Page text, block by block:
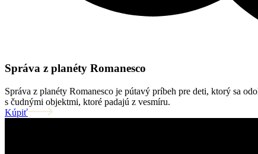
Správa z planéty Romanesco
Správa z planéty Romanesco je pútavý príbeh pre deti, ktorý sa
s čudnými objektmi, ktoré padajú z vesmíru.
Kúpiť